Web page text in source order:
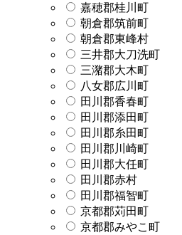
嘉穂郡桂川町
朝倉郡筑前町
朝倉郡東峰村
三井郡大刀洗町
三潴郡大木町
八女郡広川町
田川郡香春町
田川郡添田町
田川郡糸田町
田川郡川崎町
田川郡大任町
田川郡赤村
田川郡福智町
京都郡苅田町
京都郡みやこ町